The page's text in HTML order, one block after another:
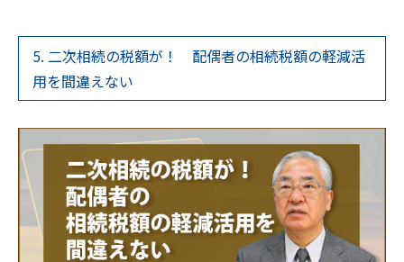
5. 二次相続の税額が！ 配偶者の相続税額の軽減活
用を間違えない